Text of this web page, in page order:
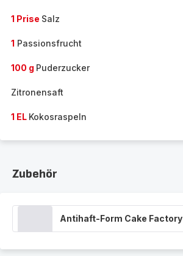
1 Prise Salz
1 Passionsfrucht
100 g Puderzucker
Zitronensaft
1 EL Kokosraspeln
Zubehör
Antihaft-Form Cake Factory